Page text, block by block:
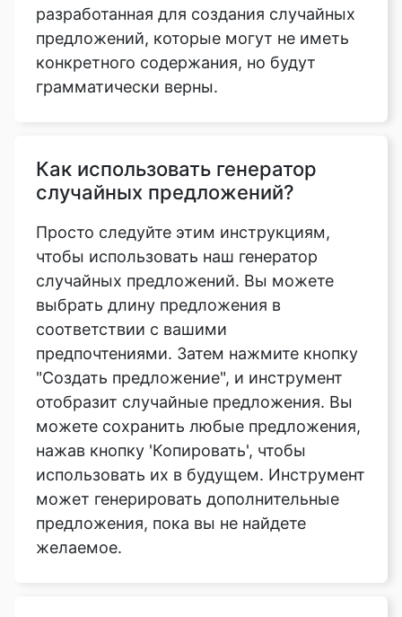
разработанная для создания случайных
предложений, которые могут не иметь
конкретного содержания, но будут
грамматически верны.
Как использовать генератор
случайных предложений?
Просто следуйте этим инструкциям,
чтобы использовать наш генератор
случайных предложений. Вы можете
выбрать длину предложения в
соответствии с вашими
предпочтениями. Затем нажмите кнопку
"Создать предложение", и инструмент
отобразит случайные предложения. Вы
можете сохранить любые предложения,
нажав кнопку 'Копировать', чтобы
использовать их в будущем. Инструмент
может генерировать дополнительные
предложения, пока вы не найдете
желаемое.